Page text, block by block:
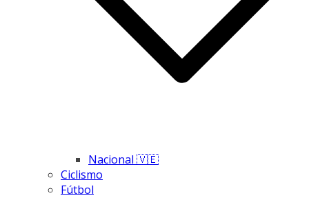
Nacional 🇻🇪
Ciclismo
Fútbol